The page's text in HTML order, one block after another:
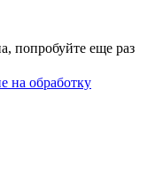
попробуйте еще раз
на обработку